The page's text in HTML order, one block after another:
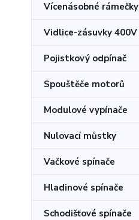
Vícenásobné rámečky
Vidlice-zásuvky 400V
Pojistkový odpínač
Spouštěče motorů
Modulové vypínače
Nulovací můstky
Vačkové spínače
Hladinové spínače
Schodišťové spínače